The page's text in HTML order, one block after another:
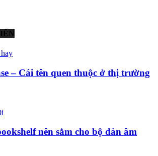
– Cái tên quen thuộc ở thị trường
nên sắm cho bộ dàn âm